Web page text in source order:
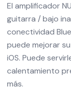
El amplificador
guitarra / bajo
conectividad
puede mejorar
iOS. Puede
calentamiento
más.